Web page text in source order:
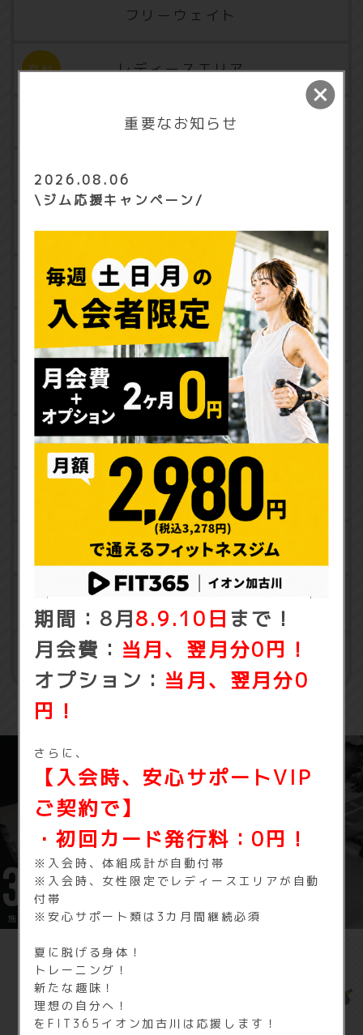
フリーウェイト
レディースエリア
フリーエリア
更衣室・ロッカー
契約ロッカー
水素水
タンニングマシン
更衣室
体組成計
相互利用
施設内を3Dで見学できます
FIT365 イオン加古川の
基本料金
重要なお知らせ
2026.08.06
\ジム応援キャンペーン/
期間：8月8.9.10日 まで！
月会費： 当月、翌月分0円！
オプション： 当月、翌月分0
円！
さらに、
【入会時、安心サポートVIP
ご契約で】
・初回カード発行料：0円！
※入会時、体組成計が自動付帯
※入会時、女性限定でレディースエリアが自動
付帯
※安心サポート類は3カ月間継続必須
夏に脱げる身体！
トレーニング！
新たな趣味！
理想の自分へ！
をFIT365イオン加古川は応援します！